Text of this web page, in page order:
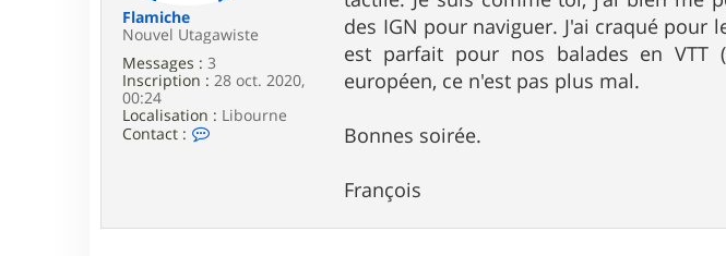
Flamiche
Nouvel Utagawiste
Messages : 3
Inscription : 28 oct. 2020,
00:24
Localisation : Libourne
Contact :
des IGN pour naviguer. J'ai craqué pour
est parfait pour nos balades en VTT
européen, ce n'est pas plus mal.
Bonnes soirée.
François